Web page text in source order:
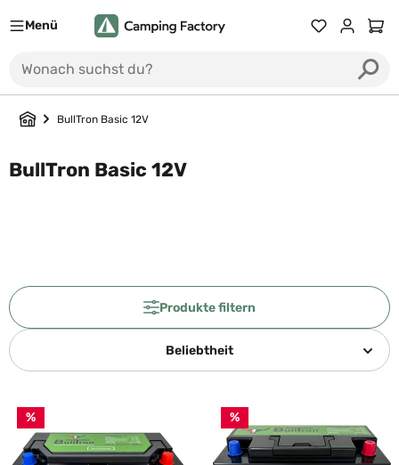
Menü Du hast 0
BullTron Basic 12V
BullTron Basic 12V
Produkte filtern
Beliebtheit
% %